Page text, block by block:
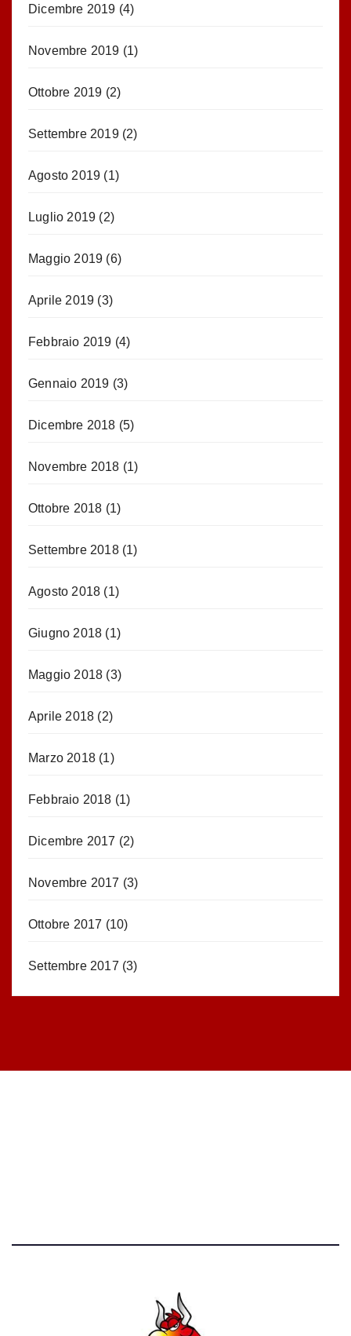
Dicembre 2019 (4)
Novembre 2019 (1)
Ottobre 2019 (2)
Settembre 2019(2)
Agosto 2019 (1)
Luglio 2019 (2)
Maggio 2019 (6)
Aprile 2019 (3)
Febbraio 2019 (4)
Gennaio 2019 (3)
Dicembre 2018 (5)
Novembre 2018 (1)
Ottobre 2018 (1)
Settembre 2018(1)
Agosto 2018 (1)
Giugno 2018 (1)
Maggio 2018 (3)
Aprile 2018 (2)
Marzo 2018 (1)
Febbraio 2018 (1)
Dicembre 2017 (2)
Novembre 2017 (3)
Ottobre 2017 (10)
Settembre 2017 (3)